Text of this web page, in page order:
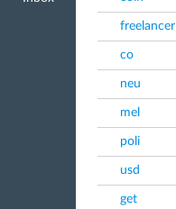
freelancer
co
neu
mel
poli
usd
get